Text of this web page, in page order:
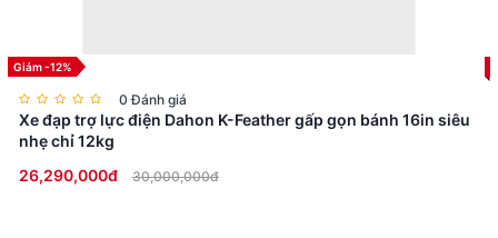
Cũng không cố gắng tạo cảm giác hầm hố.
Xe mang phong cách cổ điển, thanh lịch và có phần hoài
niệm.
nên một tổng thể rất gọn gàng.
Giảm -12%
0 Đánh giá
Xe đạp trợ lực điện Dahon K-Feather gấp gọn bánh 16in siêu
nhẹ chỉ 12kg
26,290,000đ
30,000,000đ